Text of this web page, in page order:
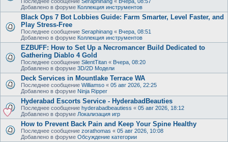
Добавлено в форуме Коллекция инструментов
Black Ops 7 Bot Lobbies Guide: Farm Smarter, Level Faster, and
Play Stress-Free
Последнее сообщение Seraphinang « Вчера, 08:51
Добавлено в форуме Коллекция инструментов
EZBUFF: How to Set Up a Necromancer Build Dedicated to
Gathering Diablo 4 Gold
Последнее сообщение SilentTitan « Вчера, 08:20
Добавлено в форуме 3D/2D Модели
Deck Services in Mountlake Terrace WA
Последнее сообщение Williamso « 05 авг 2026, 22:25
Добавлено в форуме Ninja Ripper
Hyderabad Escorts Service - HyderabadBeauties
Последнее сообщение hyderabadbeautiess « 05 авг 2026, 18:12
Добавлено в форуме Локализация игр
How to Prevent Back Pain and Keep Your Spine Healthy
Последнее сообщение zorathomas « 05 авг 2026, 10:08
Добавлено в форуме Обсуждение категории